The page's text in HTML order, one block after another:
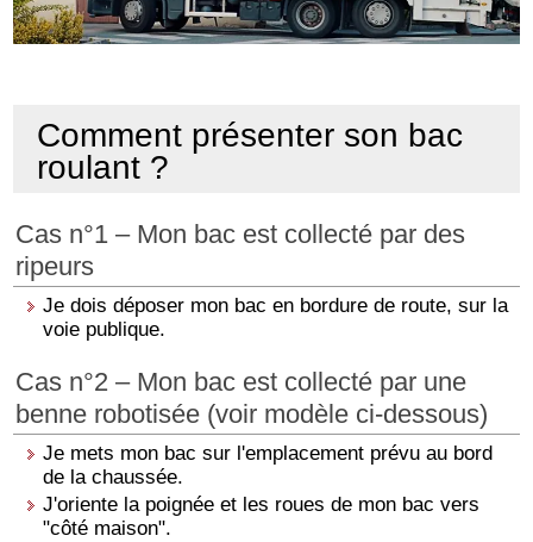
Comment présenter son bac
roulant ?
Cas n°1 – Mon bac est collecté par des
ripeurs
Je dois déposer mon bac en bordure de route, sur la
voie publique.
Cas n°2 – Mon bac est collecté par une
benne robotisée (voir modèle ci-dessous)
Je mets mon bac sur l'emplacement prévu au bord
de la chaussée.
J'oriente la poignée et les roues de mon bac vers
"côté maison".